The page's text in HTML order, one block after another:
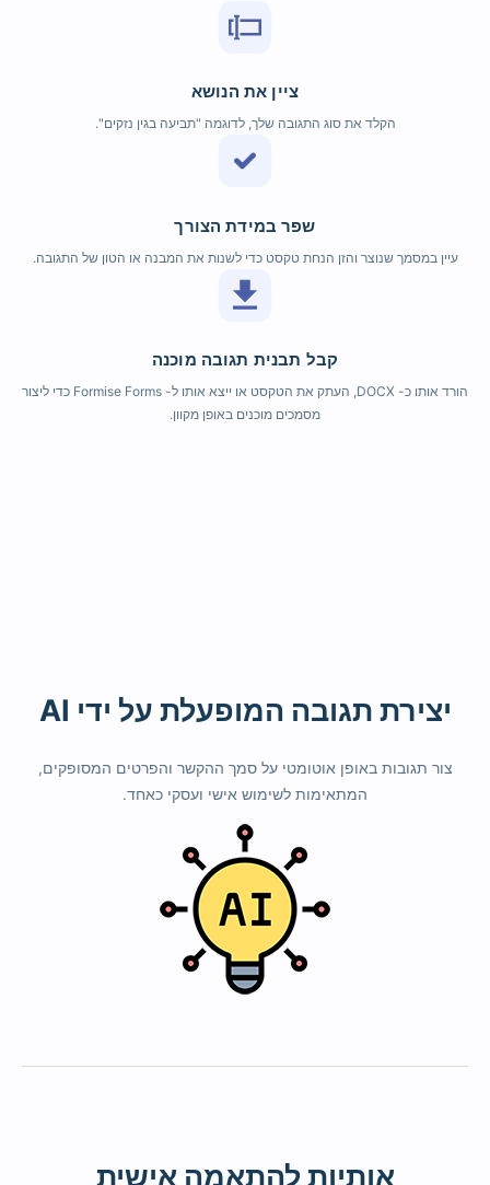
ציין את הנושא
הקלד את סוג התגובה שלך, לדוגמה "תביעה בגין נזקים".
שפר במידת הצורך
עיין במסמך שנוצר והזן הנחת טקסט כדי לשנות את המבנה או הטון של התגובה.
קבל תבנית תגובה מוכנה
הורד אותו כ- DOCX, העתק את הטקסט או ייצא אותו ל- Formise Forms כדי ליצור
מסמכים מוכנים באופן מקוון.
יצירת תגובה המופעלת על ידי AI
צור תגובות באופן אוטומטי על סמך ההקשר והפרטים המסופקים,
המתאימות לשימוש אישי ועסקי כאחד.
אותיות להתאמה אישית